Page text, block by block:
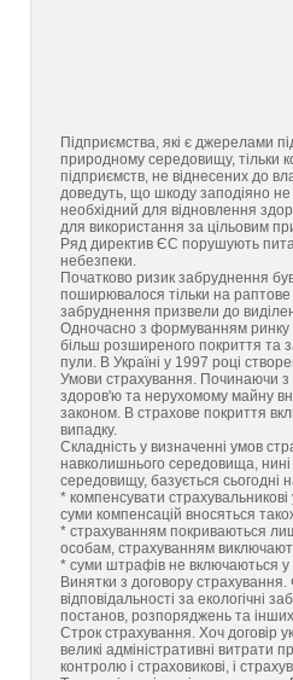
Підприємства, які є джерелами
природному середовищу, тільки
підприємств, не віднесених до
доведуть, що шкоду заподіяно не
необхідний для відновлення
для використання за цільовим
Ряд директив ЄС порушують
небезпеки.
Початково ризик забруднення
поширювалося тільки на раптове
забруднення призвели до
Одночасно з формуванням ринку
більш розширеного покриття та
пули. В Україні у 1997 році
Умови страхування. Починаючи з
здоров'ю та нерухомому майну
законом. В страхове покриття
випадку.
Складність у визначенні умов
навколишнього середовища, нині
середовищу, базується сьогодні
* компенсувати
суми компенсацій вносяться
* страхуванням покриваються
особам, страхуванням
* суми штрафів не включаються у
Винятки з договору
відповідальності за екологічні
постанов, розпоряджень та
Строк страхування. Хоч договір
великі адміністративні витрати
контролю і страховикові, і